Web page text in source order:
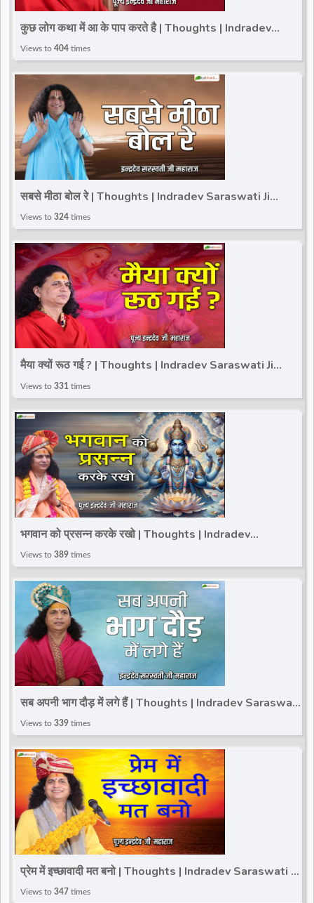
कुछ लोग कथा में आ के पाप करते है | Thoughts | Indradev
Saraswati Ji Maharaj | Total Bhakti
Views to 404 times
सबसे मीठा बोल रे | Thoughts | Indradev Saraswati Ji
Maharaj
Views to 324 times
मैया क्यों रूठ गई ? | Thoughts | Indradev Saraswati Ji
Maharaj
Views to 331 times
भगवान को प्रसन्न करके रखो | Thoughts | Indradev
Saraswati Ji Maharaj
Views to 389 times
सब अपनी भाग दौड़ में लगे हैं | Thoughts | Indradev Saraswati
Ji Maharaj
Views to 339 times
प्रेम में इच्छावादी मत बनो | Thoughts | Indradev Saraswati Ji
Maharaj
Views to 347 times